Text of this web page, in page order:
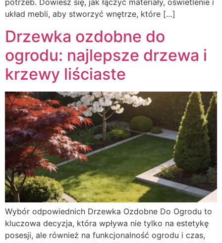
potrzeb. Dowiesz się, jak łączyć materiały, oświetlenie i
układ mebli, aby stworzyć wnętrze, które […]
Drzewka ozdobne do
ogrodu: najlepsze drzewa i
krzewy liściaste
Wybór odpowiednich Drzewka Ozdobne Do Ogrodu to
kluczowa decyzja, która wpływa nie tylko na estetykę
posesji, ale również na funkcjonalność ogrodu i czas,